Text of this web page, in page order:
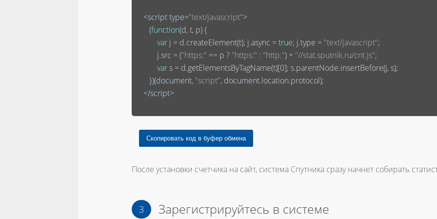
<scripttype="text/javascript">
       (
function(d, t, p) {
var j = d.createElement(t); j.async = true; j.type = "text/javascript";
           j.src = (
"https:" == p ? "https:" : "http:") + "//stat.sputnik.ru/cnt.js";
var s = d.getElementsByTagName(t)[0]; s.parentNode.insertBefore(j, s);
       })(
document, "script", document.location.protocol);
</script>
После установки счетчика на сайт, система Спутника сразу начнет собирать
Зарегистрируйтесь в системе